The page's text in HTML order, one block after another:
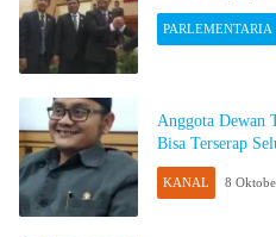
PARLEMENTARIA
Anggota Dewan
Bisa Terserap
KANAL 8